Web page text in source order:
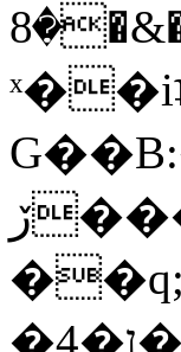
�8�&��e�������:�\���{��9�����g��f�r?
ڒ���n����%J^�}